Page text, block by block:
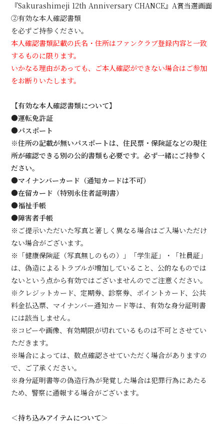
『Sakurashimeji 12th Anniversary CHANCE』A賞当選画面
②有効な本人確認書類
を必ずご持参ください。
本人確認書類記載の氏名・住所はファンクラブ登録内容と一致
するものに限ります。
いかなる理由があっても、ご本人確認ができない場合はご参加
をお断りいたします。
【有効な本人確認書類について】
●運転免許証
●パスポート
※住所の記載が無いパスポートは、住民票・保険証などの現住
所が確認できる別の公的書類も必要です。必ず一緒にご持参く
ださい。
●マイナンバーカード（通知カードは不可）
●在留カード（特別永住者証明書）
●福祉手帳
●障害者手帳
※ご提示いただいた写真と著しく異なる場合はご入場いただけ
ない場合がございます。
※「健康保険証（写真無しのもの）」「学生証」・「社員証」
は、偽造によるトラブルが増加していること、公的なものでは
ないという点から有効ではございませんのでご注意ください。
※クレジットカード、定期券、診察券、ポイントカード、公共
料金払込票、マイナンバー通知カード等は、有効な身分証明書
には該当しません。
※コピーや画像、有効期限が切れているものは不可とさせてい
ただきます。
※場合によっては、数点確認させていただく場合がありますの
で、ご了承ください。
※身分証明書等の偽造行為が発覚した場合は犯罪行為にあたる
ため、警察に通報する場合がございます。
＜持ち込みアイテムについて＞